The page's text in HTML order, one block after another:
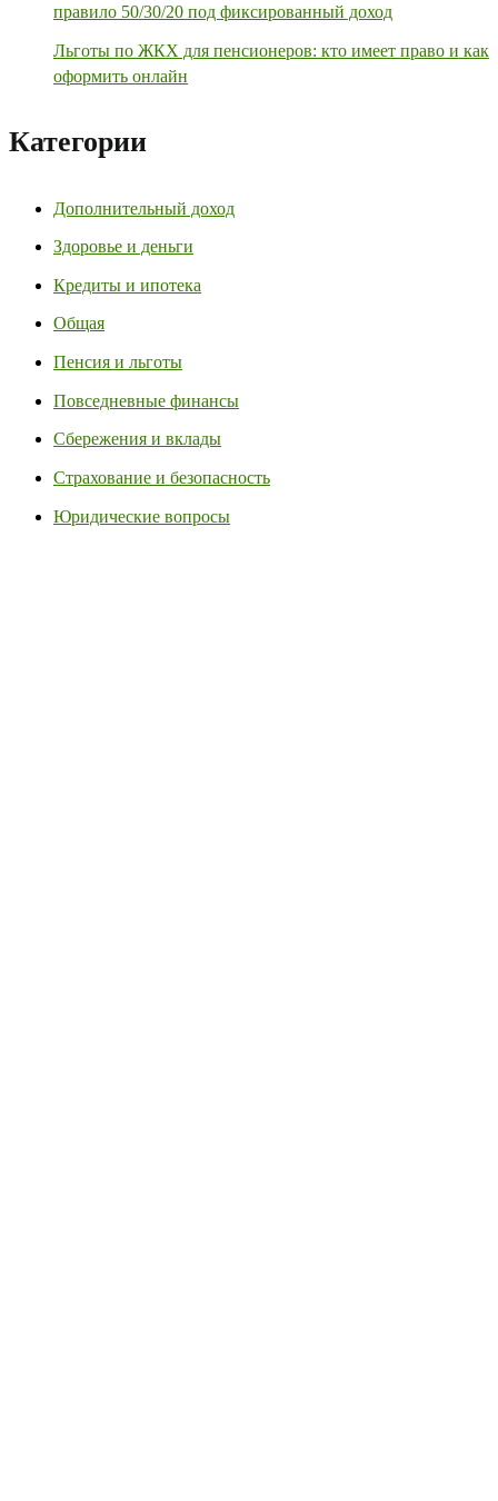
правило 50/30/20 под фиксированный доход
Льготы по ЖКХ для пенсионеров: кто имеет право и как
оформить онлайн
Категории
Дополнительный доход
Здоровье и деньги
Кредиты и ипотека
Общая
Пенсия и льготы
Повседневные финансы
Сбережения и вклады
Страхование и безопасность
Юридические вопросы